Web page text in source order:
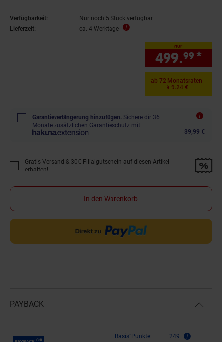
Verfügbarkeit:
Nur noch 5 Stück verfügbar
Lieferzeit:
ca. 4 Werktage
nur
499.99 *
ab 72 Monatsraten
à 9.24 €
Garantieverlängerung hinzufügen. Sichere dir 36
Monate zusätzlichen Garantieschutz mit
39,99 €
Promotion "Gratis Versand &amp; 30€ Filialgutschein auf diesen Artikel
Gratis Versand & 30€ Filialgutschein auf diesen Artikel
erhalten!
In den Warenkorb
PAYBACK
Payback Punkte Basis°Punkte:
249